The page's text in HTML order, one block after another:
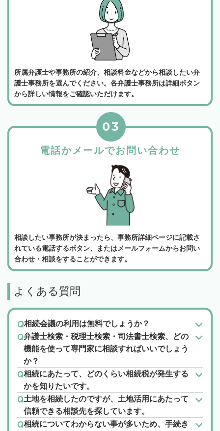
所属弁護士や事務所の紹介、相談料金などから相談したい弁
護士事務所を選んでください。各弁護士事務所は詳細ボタン
から詳しい情報をご確認いただけます。
電話かメールでお問い合わせ
03
相談したい事務所が決まったら、事務所詳細ページに記載さ
れている電話するボタン、またはメールフォームからお問い
合わせ・相談をすることができます。
よくある質問
相続会議の利用は無料でしょうか？
弁護士検索・税理士検索・司法書士検索、どの
機能を使って専門家に相談すればいいでしょう
か？
相続にあたって、どのくらい相続税が発生する
かを知りたいです。
土地を相続したのですが、土地活用にあたって
信頼できる相談先を探しています。
相続についてわからない事が多いため、手続き